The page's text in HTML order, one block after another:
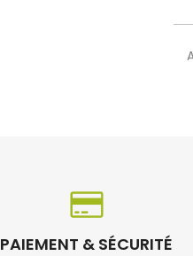
PAIEMENT & SÉCURITÉ